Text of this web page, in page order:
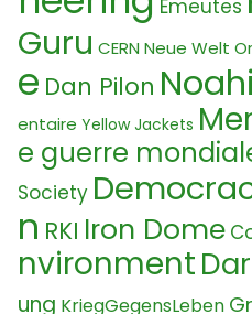
Emeutes
Guru CERN Neue Welt
e Dan Pilon
entaire Yellow Jackets
e guerre
Society
n RKI Iron Dome
nvironment
ung KriegGegensLeben